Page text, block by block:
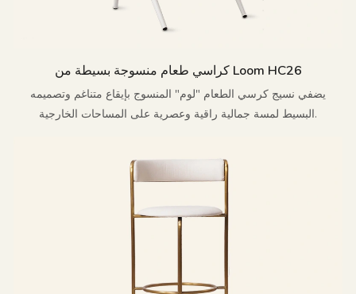
كراسي طعام منسوجة بسيطة من Loom HC26
يضفي نسيج كرسي الطعام "لوم" المنسوج بإيقاع متناغم وتصميمه
البسيط لمسة جمالية راقية وعصرية على المساحات الخارجية.